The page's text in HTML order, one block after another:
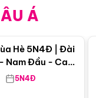
Á
Điểm nổi bật
Hè 5N4Đ | Đài
Nam Đầu - Cao
5N4Đ